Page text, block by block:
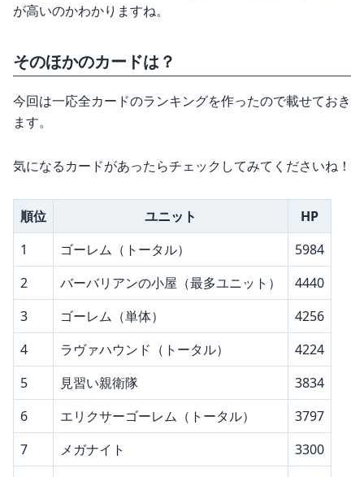
が高いのかわかりますね。
そのほかのカードは？
今回は一応全カードのランキングを作ったので載せておき
ます。
気になるカードがあったらチェックしてみてくださいね！
順位 ユニット
HP
1
ゴーレム（トータル）
5984
2
バーバリアンの小屋（最多ユニット）
4440
3
ゴーレム（単体）
4256
4
ラヴァハウンド（トータル）
4224
5
見習い親衛隊
3834
6
エリクサーゴーレム（トータル）
3797
7
メガナイト
3300